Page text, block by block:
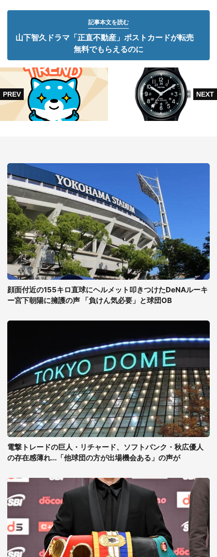
記事本文を読む
山下智久ドラマ「正直不動産」ポストカードが転売
無料でもらえるのに
顔面付近の155キロ直球にヘルメット叩きつけたDeNAルーキ
ー宮下朝陽に擁護の声 「負けん気必要」と球団OB
電撃トレードの巨人・リチャード、ソフトバンク・秋広優人
の存在感薄れ...「他球団の方が出場機会ある」の声が